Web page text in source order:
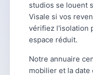
studios se louent
Visale si vos
vérifiez l'isolation
espace réduit.
Notre annuaire
mobilier et la